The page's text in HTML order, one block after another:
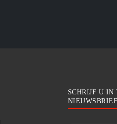
SCHRIJF U IN
NIEUWSBRIEF